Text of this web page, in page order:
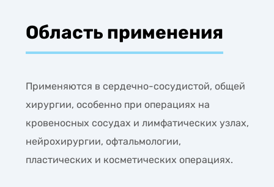
Область применения
Применяются в сердечно-сосудистой, общей
хирургии, особенно при операциях на
кровеносных сосудах и лимфатических узлах,
нейрохирургии, офтальмологии,
пластических и косметических операциях.